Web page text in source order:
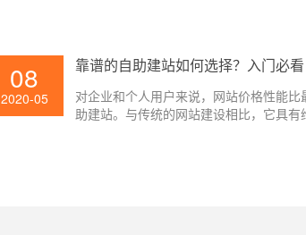
08
2020-05
靠谱的自助建站如何选择？入门必
对企业和个人用户来说，网站价格性能比
助建站。与传统的网站建设相比，它具有